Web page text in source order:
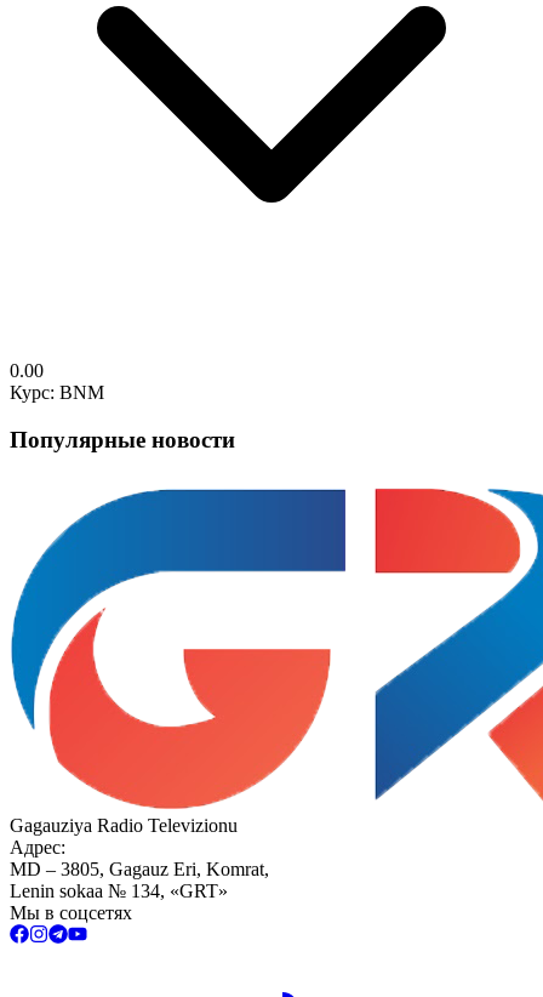
0.00
Курс: BNM
Популярные новости
Gagauziya Radio Televizionu
Адрес:
MD – 3805, Gagauz Eri, Komrat,
Lenin sokaa № 134, «GRT»
Мы в соцсетях